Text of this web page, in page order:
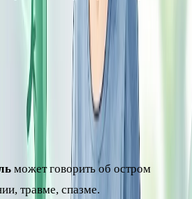
и о чём это
врачу сориентироваться, хотя и
может говорить об остром
травме, спазме.